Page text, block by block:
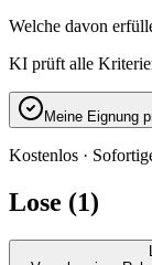
Welche davon
KI prüft alle
Meine Eignung
Kostenlos ·
Lose (1)